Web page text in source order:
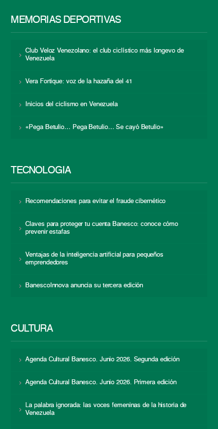
MEMORIAS DEPORTIVAS
Club Veloz Venezolano: el club ciclístico más longevo de
Venezuela
Vera Fortique: voz de la hazaña del 41
Inicios del ciclismo en Venezuela
«Pega Betulio… Pega Betulio… Se cayó Betulio»
TECNOLOGÍA
Recomendaciones para evitar el fraude cibernético
Claves para proteger tu cuenta Banesco: conoce cómo
prevenir estafas
Ventajas de la inteligencia artificial para pequeños
emprendedores
BanescoInnova anuncia su tercera edición
CULTURA
Agenda Cultural Banesco. Junio 2026. Segunda edición
Agenda Cultural Banesco. Junio 2026. Primera edición
La palabra ignorada: las voces femeninas de la historia de
Venezuela